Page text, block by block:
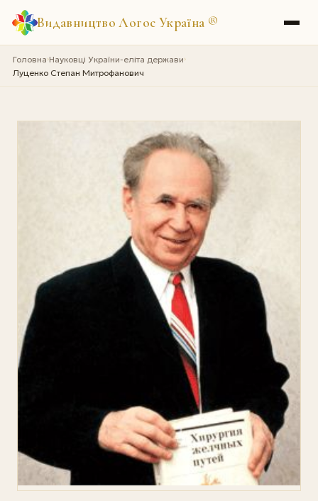
Видавництво Логос Україна ®
Головна›Науковці України-еліта держави›
Луценко Степан Митрофанович